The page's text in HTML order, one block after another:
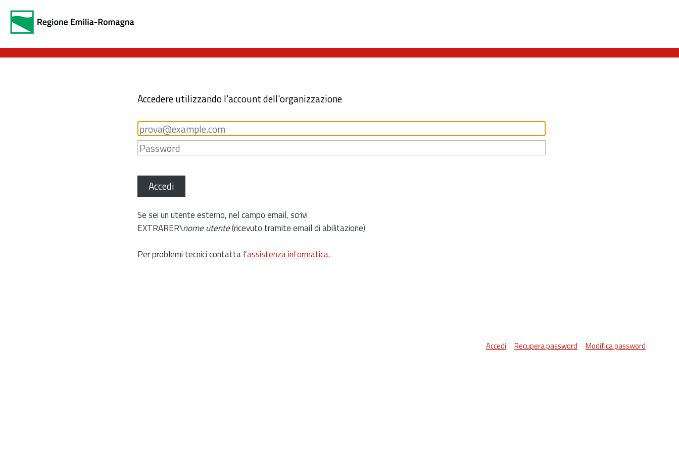
Accedere utilizzando l'account dell'organizzazione
Accedi
Se sei un utente esterno, nel campo email, scrivi
EXTRARER\nome utente(ricevuto tramite email di abilitazione)
Per problemi tecnici contatta l’assistenza informatica.
Accedi Recupera password Modifica password